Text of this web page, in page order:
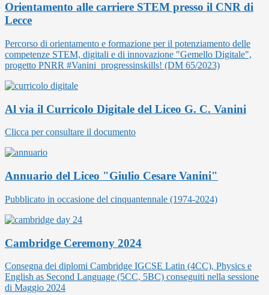
Orientamento alle carriere STEM presso il CNR di
Lecce
Percorso di orientamento e formazione per il potenziamento delle
competenze STEM, digitali e di innovazione "Gemello Digitale",
progetto PNRR #Vanini_progressinskills! (DM 65/2023)
Al via il Curricolo Digitale del Liceo G. C. Vanini
Clicca per consultare il documento
Annuario del Liceo "Giulio Cesare Vanini"
Pubblicato in occasione del cinquantennale (1974-2024)
Cambridge Ceremony 2024
Consegna dei diplomi Cambridge IGCSE Latin (4CC), Physics e
English as Second Language (5CC, 5BC) conseguiti nella sessione
di Maggio 2024